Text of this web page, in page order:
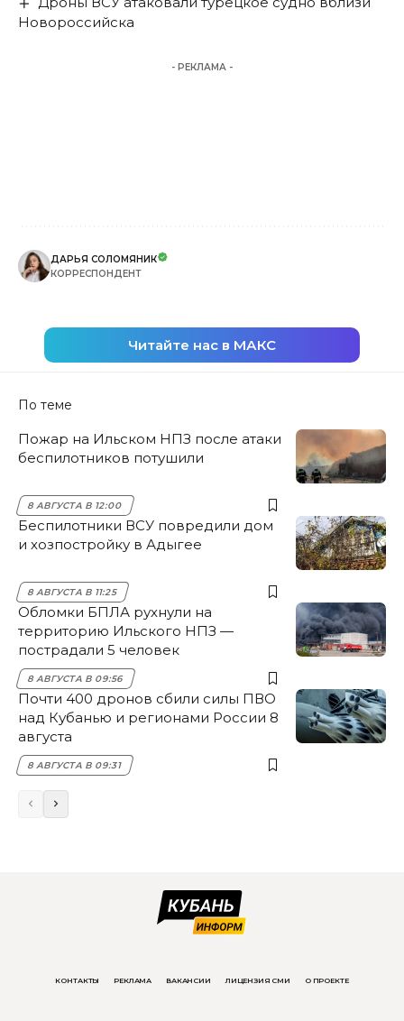
Новороссийска
- РЕКЛАМА -
ДАРЬЯ СОЛОМЯНИК
КОРРЕСПОНДЕНТ
Читайте нас в МАКС
По теме
Пожар на Ильском НПЗ после атаки
беспилотников потушили
8 АВГУСТА В 12:00
Беспилотники ВСУ повредили дом
и хозпостройку в Адыгее
8 АВГУСТА В 11:25
Обломки БПЛА рухнули на
территорию Ильского НПЗ —
пострадали 5 человек
8 АВГУСТА В 09:56
Почти 400 дронов сбили силы ПВО
над Кубанью и регионами России 8
августа
8 АВГУСТА В 09:31
КОНТАКТЫ РЕКЛАМА ВАКАНСИИ ЛИЦЕНЗИЯ СМИ О ПРОЕКТЕ